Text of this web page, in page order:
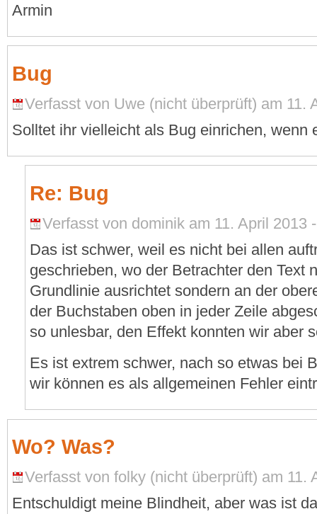
Armin
Bug
Verfasst von Uwe (nicht überprüft) am 11.
Solltet ihr vielleicht als Bug einrichen, wenn
Re: Bug
Verfasst von dominik am 11. April 2013
Das ist schwer, weil es nicht bei allen
geschrieben, wo der Betrachter den Text
Grundlinie ausrichtet sondern an der
der Buchstaben oben in jeder Zeile
so unlesbar, den Effekt konnten wir aber
Es ist extrem schwer, nach so etwas bei
wir können es als allgemeinen Fehler
Wo? Was?
Verfasst von folky (nicht überprüft) am 11.
Entschuldigt meine Blindheit, aber was ist